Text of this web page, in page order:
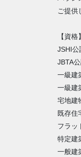
ご提供
【資格】
JSHI公
JBTA
一級建
一級建
宅地建
既存住
フラッ
特定建
一般建